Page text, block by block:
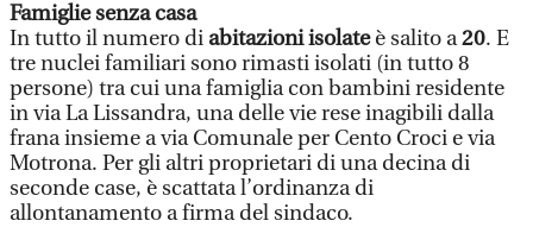
Famiglie senza casa
In tutto il numero di abitazioni isolateè salito a20. E
tre nuclei familiari sono rimasti isolati (in tutto 8
persone) tra cui una famiglia con bambini residente
in via La Lissandra, una delle vie rese inagibili dalla
frana insieme a via Comunale per Cento Croci e via
Motrona. Per gli altri proprietari di una decina di
seconde case, è scattata l’ordinanza di
allontanamento a firma del sindaco.